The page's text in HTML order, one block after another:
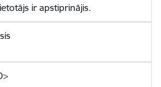
ir apstiprinājis.